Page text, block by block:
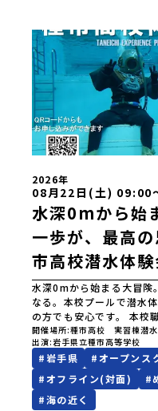
2026年
08月22日(土) 09:00
水深0mから始
一歩が、最高
市高校潜水体験
水深0mから始まる大冒険
なる。本校プールで潜水
の方でも安心です。 本校
方法などを、一から丁寧
実施しますので、経験の
さあ、普段とは違う水中
日（土）はスキューバ体
は１０月１１日（日）、
も可能です。お問合せ先
開催場所 種市高校 実習棟潜
出演 岩手県立種市高等学校
#岩手県 #オープンス
#オフライン(対面) #
#海の近く